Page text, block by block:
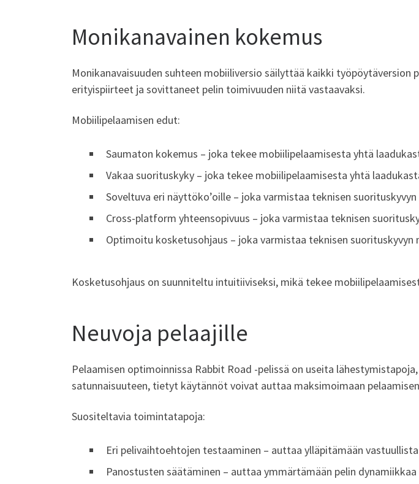
Monikanavainen kokemus
Monikanavaisuuden suhteen mobiiliversio säilyttää kaikki
erityispiirteet ja sovittaneet pelin toimivuuden niitä vastaavaksi.
Mobiilipelaamisen edut:
Saumaton kokemus – joka tekee mobiilipelaamisesta yhtä
Vakaa suorituskyky – joka tekee mobiilipelaamisesta yhtä
Soveltuva eri näyttöko’oille – joka varmistaa teknisen
Cross-platform yhteensopivuus – joka varmistaa teknisen
Optimoitu kosketusohjaus – joka varmistaa teknisen suorituskyvyn
Kosketusohjaus on suunniteltu intuitiiviseksi, mikä tekee
Neuvoja pelaajille
Pelaamisen optimoinnissa Rabbit Road -pelissä on useita
satunnaisuuteen, tietyt käytännöt voivat auttaa maksimoimaan
Suositeltavia toimintatapoja:
Eri pelivaihtoehtojen testaaminen – auttaa ylläpitämään
Panostusten säätäminen – auttaa ymmärtämään pelin